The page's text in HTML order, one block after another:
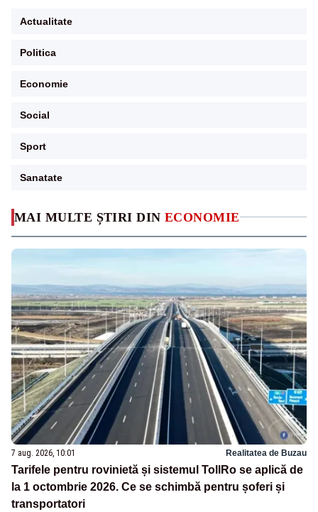
MAI MULTE ȘTIRI DIN ECONOMIE
7 aug. 2026, 10:01 Realitatea de Buzau
Tarifele pentru rovinietă și sistemul TollRo se aplică de
la 1 octombrie 2026. Ce se schimbă pentru șoferi și
transportatori
Actualitate
Politica
Economie
Social
Sport
Sanatate